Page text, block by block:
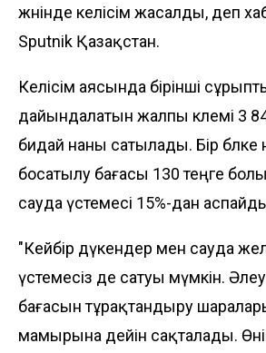
жөнінде келісім жасалды, деп
Sputnik Қазақстан.
Келісім аясында бірінші
дайындалатын жалпы көлемі 3
бидай наны сатылады. Бір
босатылу бағасы 130 теңге
сауда үстемесі 15%-дан
"Кейбір дүкендер мен сауда
үстемесіз де сатуы мүмкін.
бағасын тұрақтандыру
мамырына дейін сақталады.